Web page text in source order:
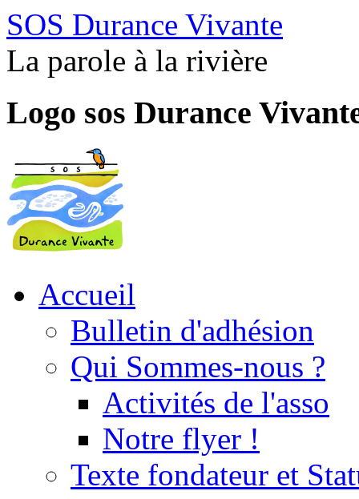
SOS Durance Vivante
La parole à la rivière
Logo sos Durance
Accueil
Bulletin d'adhésion
Qui Sommes-nous ?
Activités de l'asso
Notre flyer !
Texte fondateur et